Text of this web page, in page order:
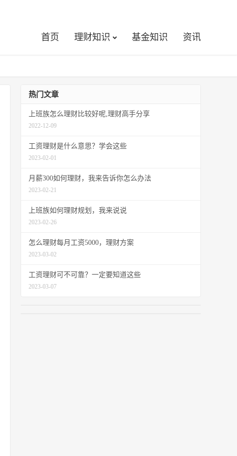
首页 理财知识 基金知识 资讯
热门文章
上班族怎么理财比较好呢,理财高手分享
2022-12-09
工资理财是什么意思？学会这些
2023-02-01
月薪300如何理财，我来告诉你怎么办法
2023-02-21
上班族如何理财规划，我来说说
2023-02-26
怎么理财每月工资5000，理财方案
2023-03-02
工资理财可不可靠？一定要知道这些
2023-03-07